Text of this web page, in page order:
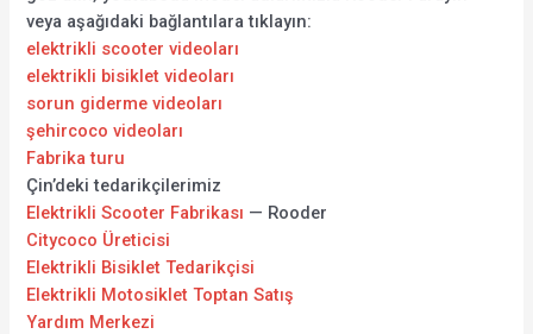
veya aşağıdaki bağlantılara tıklayın:
elektrikli scooter videoları
elektrikli bisiklet videoları
sorun giderme videoları
şehircoco videoları
Fabrika turu
Çin’deki tedarikçilerimiz
Elektrikli Scooter Fabrikası — Rooder
Citycoco Üreticisi
Elektrikli Bisiklet Tedarikçisi
Elektrikli Motosiklet Toptan Satış
Yardım Merkezi